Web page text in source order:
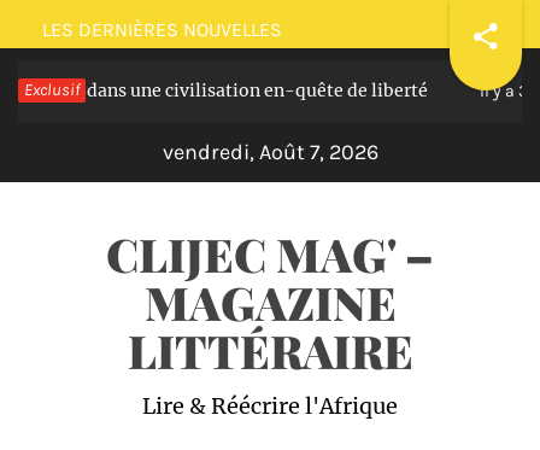
Passer
au
contenu
LES DERNIÈRES NOUVELLES
Exclusif
dans une civilisation en-quête de liberté Il y a 3 ans
vendredi, Août 7, 2026
CLIJEC MAG' –
MAGAZINE
LITTÉRAIRE
Lire & Réécrire l'Afrique